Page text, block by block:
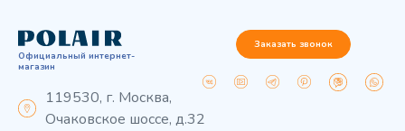
Официальный интернет-
магазин
119530, г. Москва,
Очаковское шоссе, д.32
Заказать звонок